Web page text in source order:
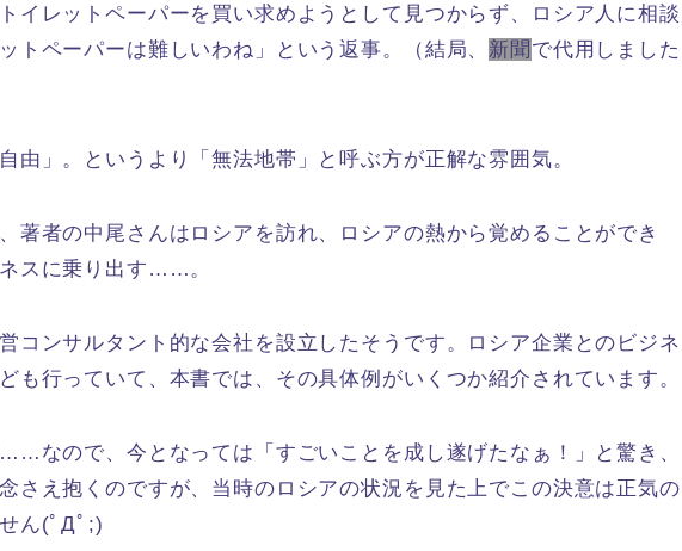
イレットペーパーを買い求めようとして見つからず、ロシア人に相談
トペーパーは難しいわね」という返事。（結局、 新聞 で代用しました
由」。というより「無法地帯」と呼ぶ方が正解な雰囲気。
著者の中尾さんはロシアを訪れ、ロシアの熱から覚めることができ
スに乗り出す……。
コンサルタント的な会社を設立したそうです。ロシア企業とのビジネ
も行っていて、本書では、その具体例がいくつか紹介されています。
なので、今となっては「すごいことを成し遂げたなぁ！」と驚き、
さえ抱くのですが、当時のロシアの状況を見た上でこの決意は正気の
ん(ﾟДﾟ;)